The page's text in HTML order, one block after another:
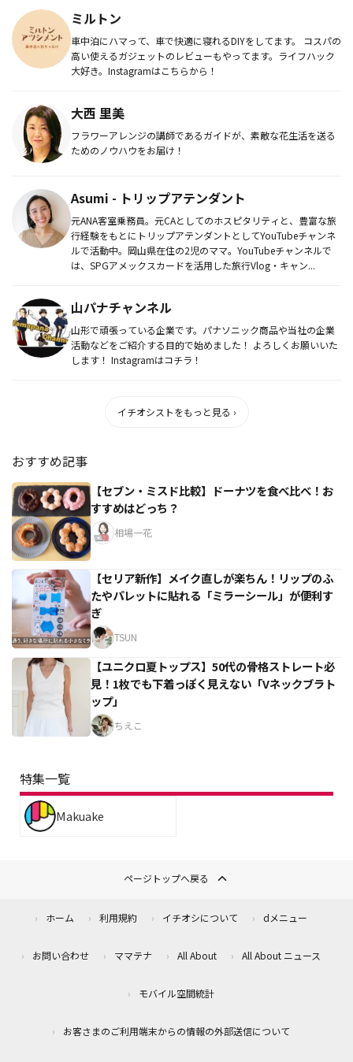
ミルトン
車中泊にハマって、車で快適に寝れるDIYをしてます。 コスパの
高い使えるガジェットのレビューもやってます。ライフハック
大好き。Instagramはこちらから！
大西 里美
フラワーアレンジの講師であるガイドが、素敵な花生活を送る
ためのノウハウをお届け！
Asumi - トリップアテンダント
元ANA客室乗務員。元CAとしてのホスピタリティと、豊富な旅
行経験をもとにトリップアテンダントとしてYouTubeチャンネ
ルで活動中。岡山県在住の2児のママ。YouTubeチャンネルで
は、SPGアメックスカードを活用した旅行Vlog・キャン...
山パナチャンネル
山形で頑張っている企業です。パナソニック商品や当社の企業
活動などをご紹介する目的で始めました！ よろしくお願いいた
します！ Instagramはコチラ！
イチオシストをもっと見る ›
おすすめ記事
【セブン・ミスド比較】ドーナツを食べ比べ！お
すすめはどっち？
相場一花
【セリア新作】メイク直しが楽ちん！リップのふ
たやパレットに貼れる「ミラーシール」が便利す
ぎ
TSUN
【ユニクロ夏トップス】50代の骨格ストレート必
見！1枚でも下着っぽく見えない「Vネックブラト
ップ」
ちえこ
特集一覧
Makuake
ページトップへ戻る
ホーム 利用規約 イチオシについて dメニュー
お問い合わせ ママテナ All About All About ニュース
モバイル空間統計
お客さまのご利用端末からの情報の外部送信について